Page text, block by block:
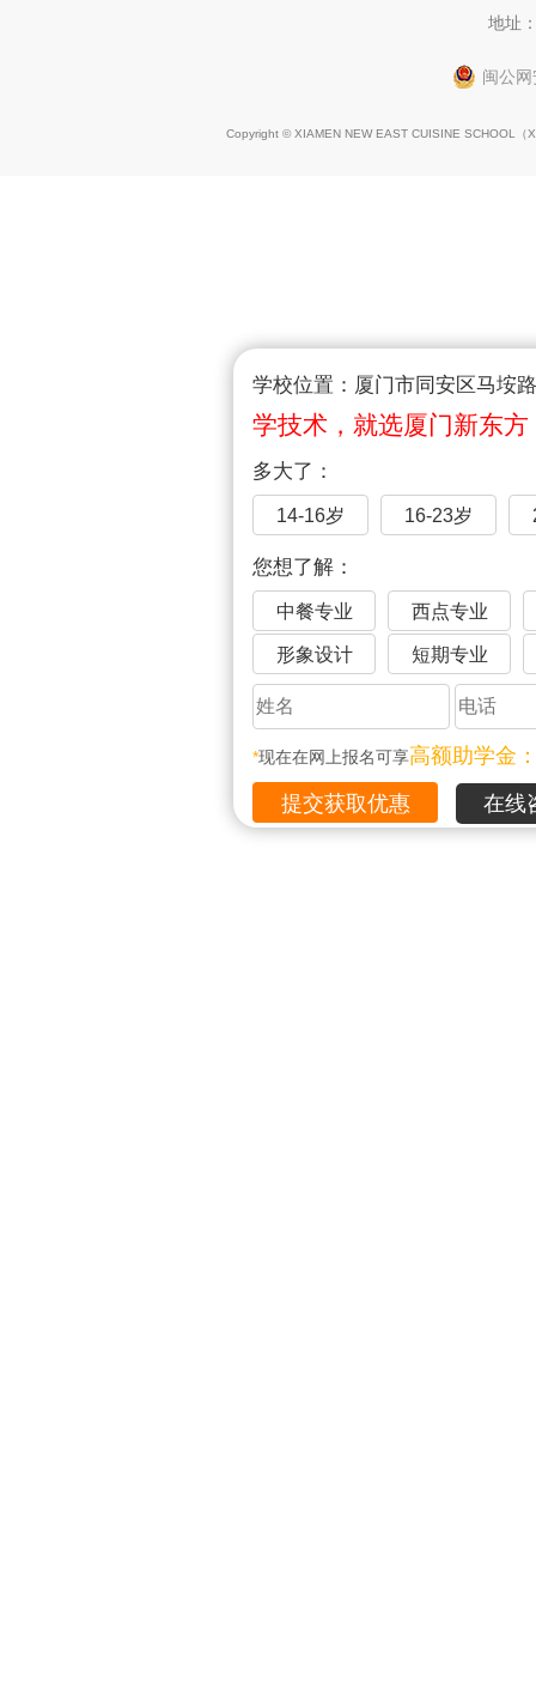
学校位置：厦门市同安区马垵
学技术，就选厦门新东方
多大了：
14-16岁 16-23岁
您想了解：
中餐专业 西点专业
形象设计 短期专业
*现在在网上报名可享高额助学金
在线
地址
闽公
Copyright © XIAMEN NEW EAST CUISINE SCHOOL（